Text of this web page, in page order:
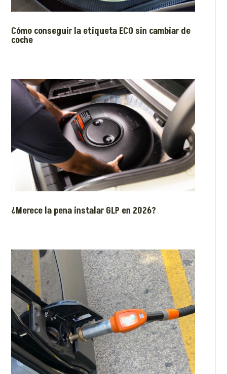
Cómo conseguir la etiqueta ECO sin cambiar de
coche
¿Merece la pena instalar GLP en 2026?